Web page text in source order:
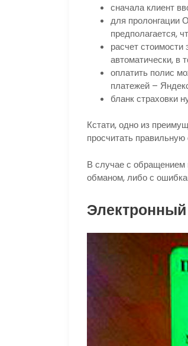
сначала клиент
для пролонгации
предполагается,
расчет
автоматически, в
оплатить полис
платежей –
бланк страховки
Кстати, одно из
просчитать правильную
В случае с обращением
обманом, либо с